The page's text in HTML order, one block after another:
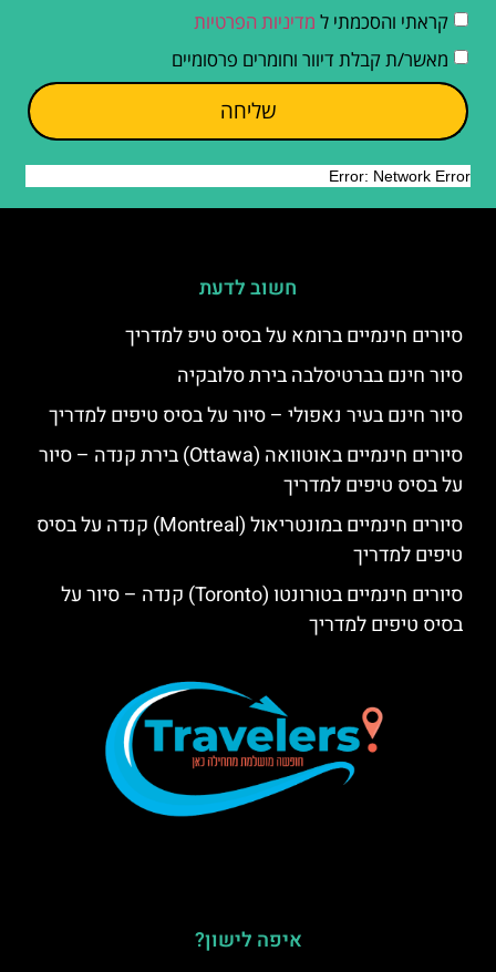
קראתי והסכמתי ל מדיניות הפרטיות
מאשר/ת קבלת דיוור וחומרים פרסומיים
שליחה
חשוב לדעת
סיורים חינמיים ברומא על בסיס טיפ למדריך
סיור חינם בברטיסלבה בירת סלובקיה
סיור חינם בעיר נאפולי – סיור על בסיס טיפים למדריך
סיורים חינמיים באוטוואה (Ottawa) בירת קנדה – סיור
על בסיס טיפים למדריך
סיורים חינמיים במונטריאול (Montreal) קנדה על בסיס
טיפים למדריך
סיורים חינמיים בטורונטו (Toronto) קנדה – סיור על
בסיס טיפים למדריך
איפה לישון?